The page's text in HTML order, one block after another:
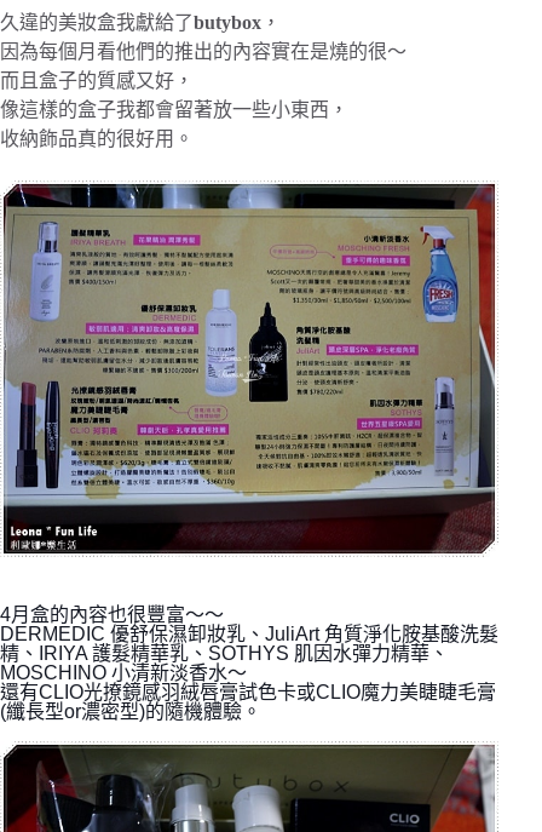
久違的美妝盒我獻給了butybox ，
因為每個月看他們的推出的內容實在是燒的很～
而且盒子的質感又好，
像這樣的盒子我都會留著放一些小東西，
收納飾品真的很好用。
4月盒的內容也很豐富～～
DERMEDIC 優舒保濕卸妝乳、 JuliArt 角質淨化胺基酸洗髮
精、IRIYA 護髮精華乳、SOTHYS 肌因水彈力精華、
MOSCHINO 小清新淡香水～
還有CLIO光撩鏡感羽絨唇膏試色卡或CLIO魔力美睫睫毛膏
(纖長型or濃密型)的隨機體驗。